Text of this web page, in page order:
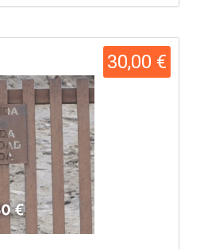
30,00 €